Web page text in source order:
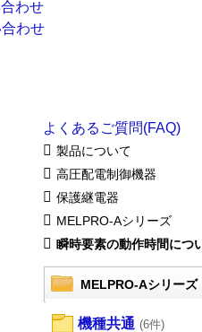
よくあるご質問(FAQ)
製品について
高圧配電制御機器
保護継電器
MELPRO-Aシリーズ
瞬時要素の動作時間につ
MELPRO-Aシリーズ
機種共通 (6件)